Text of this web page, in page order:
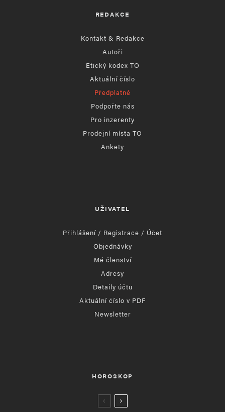
REDAKCE
Kontakt & Redakce
Autoři
Etický kodex TO
Aktuální číslo
Předplatné
Podpořte nás
Pro inzerenty
Prodejní místa TO
Ankety
UŽIVATEL
Přihlášení / Registrace / Účet
Objednávky
Mé členství
Adresy
Detaily účtu
Aktuální číslo v PDF
Newsletter
HOROSKOP